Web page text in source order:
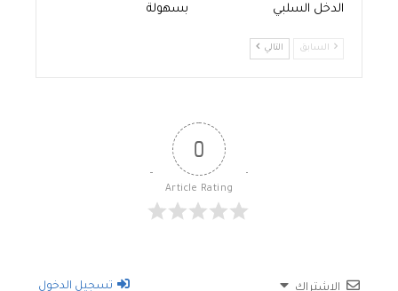
الدخل السلبي
بسهولة
السابق التالي
0
Article Rating
الاشتراك تسجيل الدخول